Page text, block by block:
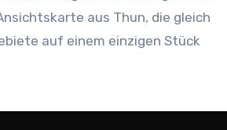
aus Thun, die gleich
auf einem einzigen Stück